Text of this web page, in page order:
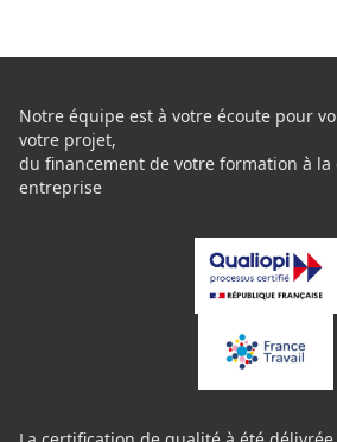
Notre équipe est à votre écoute pour
votre projet,
du financement de votre formation à
entreprise